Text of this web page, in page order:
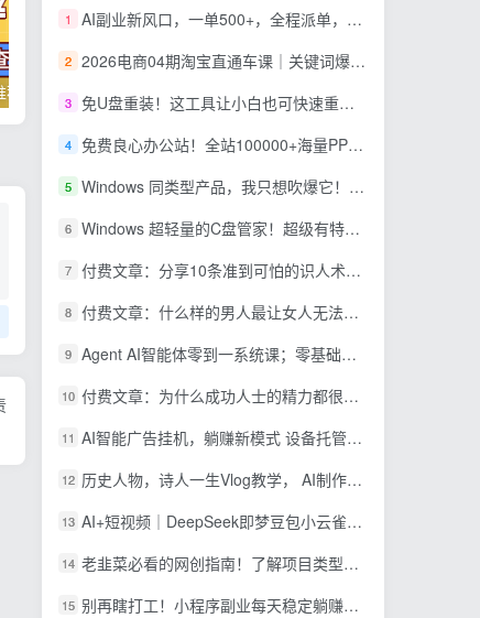
抖音零粉丝副业推荐，日入200+，人人可操作！ 国外LEAD赚美金项目操作介绍
1 AI副业新风口，一单500+，全程派单，0门槛直接干
2 2026电商04期淘宝直通车课｜关键词爆打矩阵，多计划低出价，新品爆款差异化投放实操教学
3 免U盘重装！这工具让小白也可快速重装 Windows，支持无人值守配置，数据无忧 CmzPrep_Rev2
4 免费良心办公站！全站100000+海量PPT素材免费下载，每日更新，分类清晰，免注册登录下载 爱PPT网
5 Windows 同类型产品，我只想吹爆它！把听歌变成了一场沉浸式视听现场，支持多平台歌单播放 Mineradio
6 Windows 超轻量的C盘管家！超级有特点，支持磁盘分析及清理提醒，2M大小体积，完全免费 C盘管家
7 付费文章：分享10条准到可怕的识人术术，希望能帮到大家。
8 付费文章：什么样的男人最让女人无法抵抗？
9 Agent AI智能体零到一系统课；零基础也能学会自动化实战，从核心概念到Coze工作流搭建完整覆盖
10 付费文章：为什么成功人士的精力都很旺盛？
11 AI智能广告挂机，躺赚新模式 设备托管运行，解放双手持续变现
12 历史人物，诗人一生Vlog教学， AI制作丨伙伴计划丨精选收益丨商单收徒 ，新领域红利期，抓紧做
13 AI+短视频｜DeepSeek即梦豆包小云雀全工具教学，从账号定位到剪映剪辑，零基础也能快速上手做爆款
14 老韭菜必看的网创指南！了解项目类型，才能找到好的项目，才能拿到想要的结果
15 别再瞎打工！小程序副业每天稳定躺赚200+